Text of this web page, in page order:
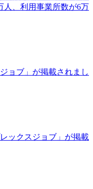
人、利用事業所数が6万
ョブ」が掲載されまし
ックスジョブ」が掲載